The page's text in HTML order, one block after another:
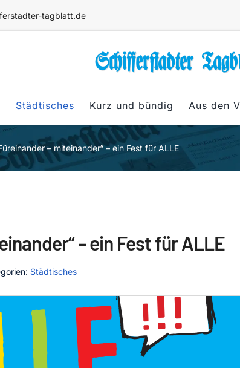
tagblatt.de
Städtisches Kurz und bündig Aus den
– miteinander“ – ein Fest für ALLE
– ein Fest für ALLE
Städtisches